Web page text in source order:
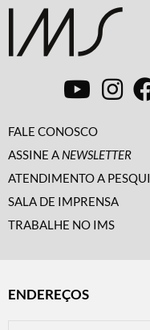
FALE CONOSCO
ASSINE A NEWSLETTER
ATENDIMENTO A
SALA DE IMPRENSA
TRABALHE NO IMS
ENDEREÇOS